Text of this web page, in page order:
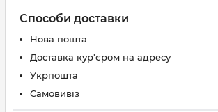
Способи доставки
Нова пошта
Доставка кур'єром на адресу
Укрпошта
Самовивіз